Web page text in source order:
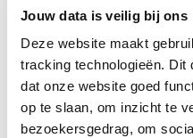
Jouw data is veilig bij ons
Deze website maakt
tracking technologieën. Dit
dat onze website goed
op te slaan, om inzicht te
bezoekersgedrag, om
ook de ontwikkeling van
industrialiseringsgolf:
van data en Internet of
de nodige ervaring mee
kantoor is een smart